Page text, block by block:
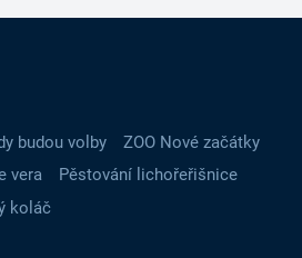
budou volby
ZOO Nové začátky
vera
Pěstování lichořeřišnice
koláč